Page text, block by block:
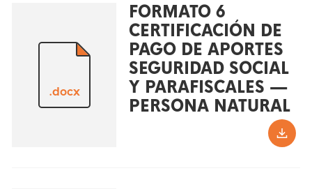
.docx
FORMATO 6
CERTIFICACIÓN DE
PAGO DE APORTES
SEGURIDAD SOCIAL
Y PARAFISCALES —
PERSONA NATURAL